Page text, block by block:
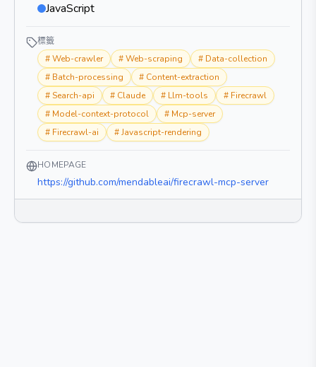
JavaScript
標籤
#Web-crawler #Web-scraping # Data-collection
# Batch-processing # Content-extraction
#Search-api # Claude # Llm-tools # Firecrawl
# Model-context-protocol # Mcp-server
# Firecrawl-ai #Javascript-rendering
HOMEPAGE
https://github.com/mendableai/firecrawl-mcp-server